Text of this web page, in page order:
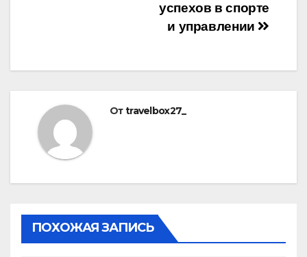
успехов в спорте
и управлении
Отtravelbox27_
ПОХОЖАЯ ЗАПИСЬ